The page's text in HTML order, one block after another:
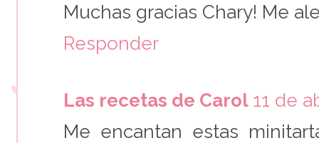
Muchas gracias Chary! Me
Responder
Las recetas de Carol 11 de
Me encantan estas